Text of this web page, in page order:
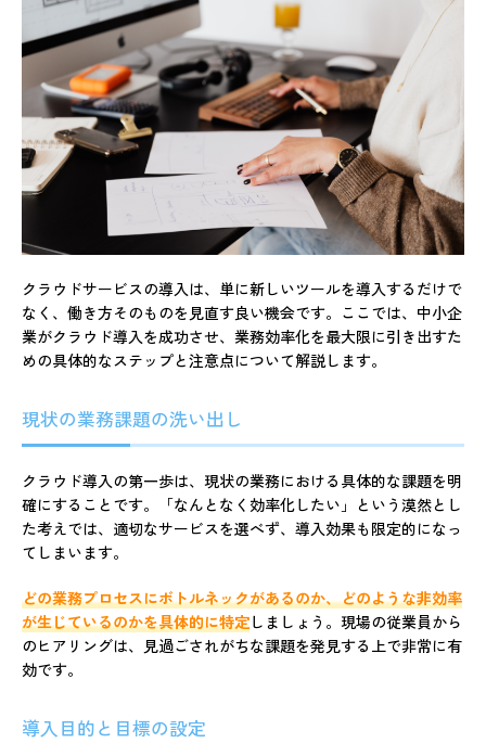
クラウドサービスの導入は、単に新しいツールを導入するだけで
なく、働き方そのものを見直す良い機会です。ここでは、中小企
業がクラウド導入を成功させ、業務効率化を最大限に引き出すた
めの具体的なステップと注意点について解説します。
現状の業務課題の洗い出し
クラウド導入の第一歩は、現状の業務における具体的な課題を明
確にすることです。「なんとなく効率化したい」という漠然とし
た考えでは、適切なサービスを選べず、導入効果も限定的になっ
てしまいます。
どの業務プロセスにボトルネックがあるのか、どのような非効率
が生じているのかを具体的に特定しましょう。現場の従業員から
のヒアリングは、見過ごされがちな課題を発見する上で非常に有
効です。
導入目的と目標の設定